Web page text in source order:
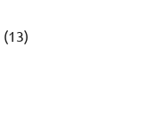
(13)